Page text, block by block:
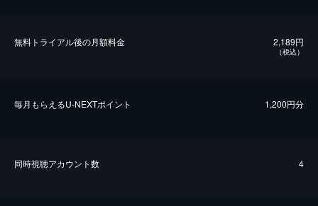
無料トライアル後の⽉額料金 2,189円
（税込）
毎⽉もらえるU-NEXTポイント 1,200円分
同時視聴アカウント数 4